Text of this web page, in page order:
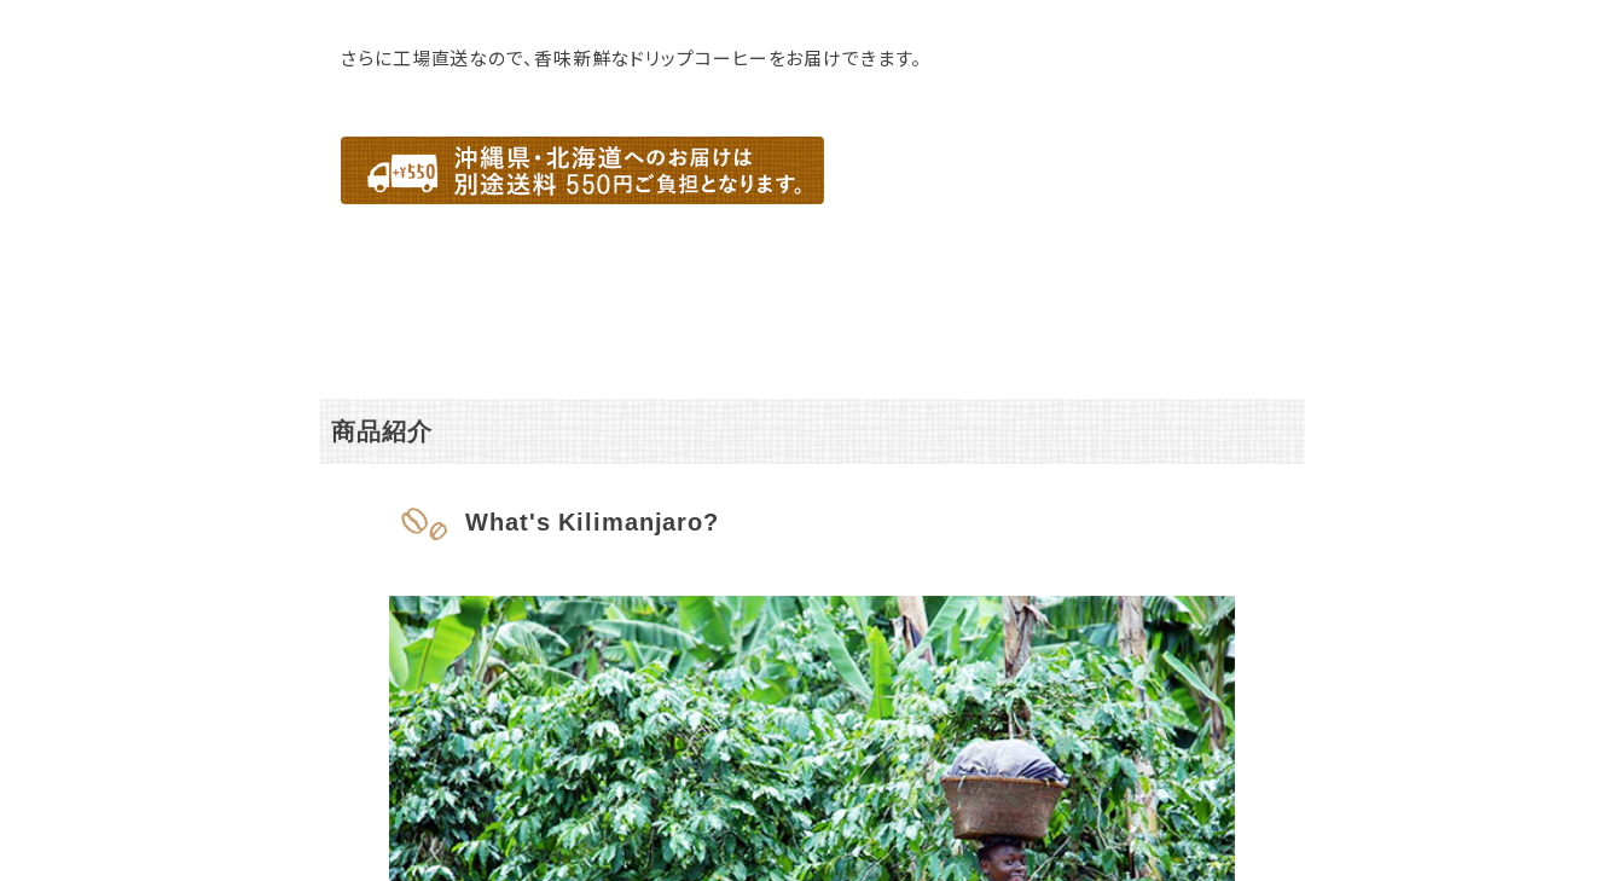
さらに工場直送なので、香味新鮮なドリップコーヒーをお届けできます。
商品紹介
What's Kilimanjaro?